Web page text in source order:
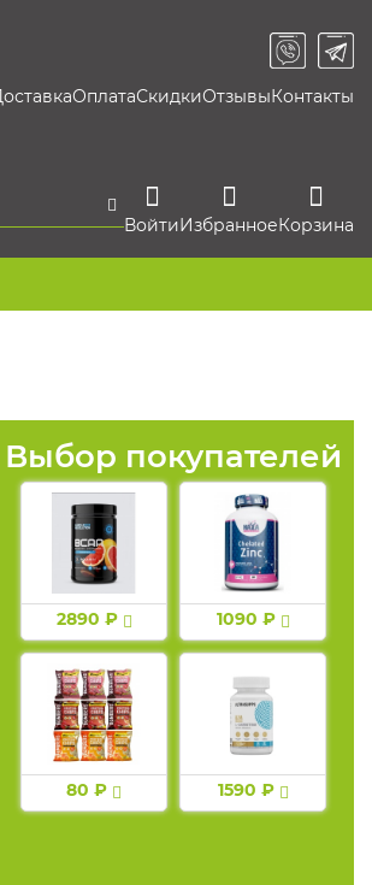
ОплатаСкидкиОтзывыКонтакты
ВойтиИзбранноеКорзина
Выбор покупателей
2890 ₽ 1090 ₽
80 ₽ 1590 ₽